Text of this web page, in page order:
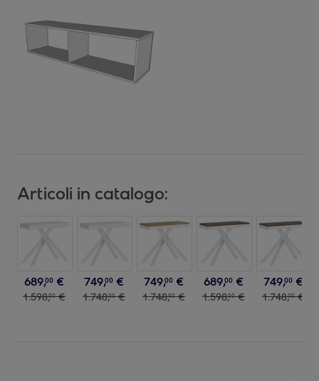
Articoli in catalogo:
689,00 €
1.598,00 €
749,00 €
1.748,00 €
749,00 €
1.748,00 €
689,00 €
1.598,00 €
749,00 €
1.748,00 €